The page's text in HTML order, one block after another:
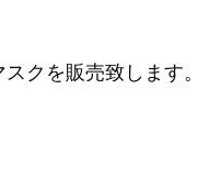
クを販売致します。